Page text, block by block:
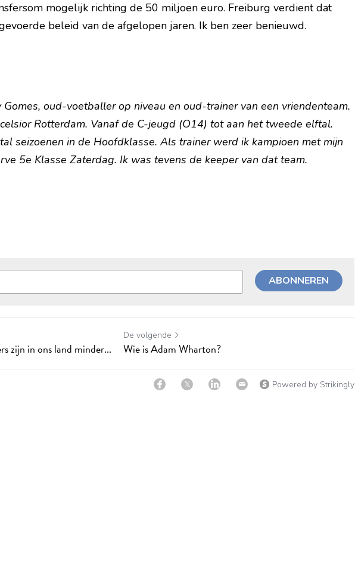
mogelijk richting de 50 miljoen euro. Freiburg verdient dat
beleid van de afgelopen jaren. Ik ben zeer benieuwd.
Gomes, oud-voetballer op niveau en oud-trainer van een vriendenteam.
Rotterdam. Vanaf de C-jeugd (O14) tot aan het tweede elftal.
seizoenen in de Hoofdklasse. Als trainer werd ik kampioen met mijn
5e Klasse Zaterdag. Ik was tevens de keeper van dat team.
ABONNEREN
zijn in ons land minder...
De volgende
Wie is Adam Wharton?
Powered by Strikingly